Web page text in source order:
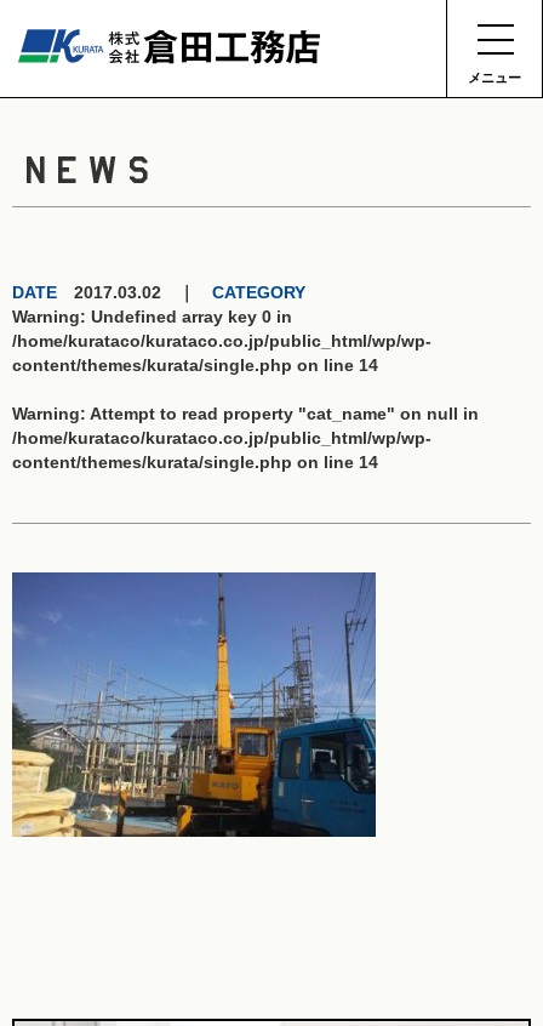
メニュー
NEWS
DATE 2017.03.02 ｜ CATEGORY
Warning: Undefined array key 0 in
/home/kurataco/kurataco.co.jp/public_html/wp/wp-
content/themes/kurata/single.php on line 14
Warning: Attempt to read property "cat_name" on null in
/home/kurataco/kurataco.co.jp/public_html/wp/wp-
content/themes/kurata/single.php on line 14